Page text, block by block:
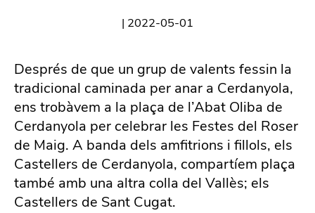
| 2022-05-01
Després de que un grup de valents fessin la
tradicional caminada per anar a Cerdanyola,
ens trobàvem a la plaça de l’Abat Oliba de
Cerdanyola per celebrar les Festes del Roser
de Maig. A banda dels amfitrions i fillols, els
Castellers de Cerdanyola, compartíem plaça
també amb una altra colla del Vallès; els
Castellers de Sant Cugat.